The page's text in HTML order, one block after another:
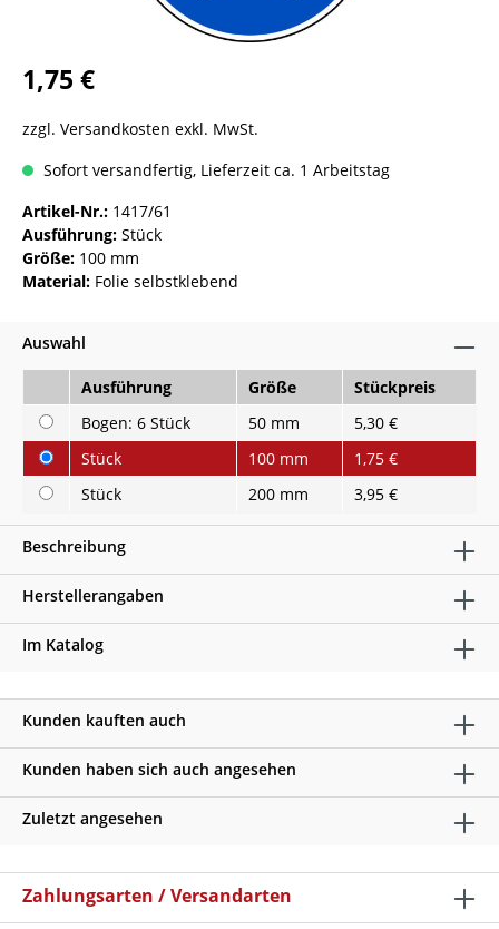
1,75 €
zzgl. Versandkosten exkl. MwSt.
Sofort versandfertig, Lieferzeit ca. 1 Arbeitstag
Artikel-Nr.: 1417/61
Ausführung: Stück
Größe: 100 mm
Material: Folie selbstklebend
Auswahl
Ausführung Größe
Stückpreis
Bogen: 6 Stück
50 mm
5,30 €
Stück
100 mm
1,75 €
Stück
200 mm 3,95 €
Beschreibung
Herstellerangaben
Im Katalog
Kunden kauften auch
Kunden haben sich auch angesehen
Zuletzt angesehen
Zahlungsarten / Versandarten